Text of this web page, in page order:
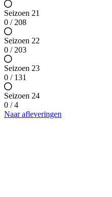
Seizoen 21
0 / 208
Seizoen 22
0 / 203
Seizoen 23
0 / 131
Seizoen 24
0 / 4
Naar afleveringen